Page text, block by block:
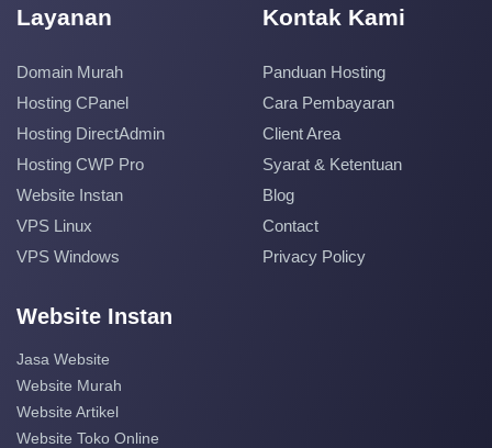
Layanan
Domain Murah
Hosting CPanel
Hosting DirectAdmin
Hosting CWP Pro
Website Instan
VPS Linux
VPS Windows
Kontak Kami
Panduan Hosting
Cara Pembayaran
Client Area
Syarat & Ketentuan
Blog
Contact
Privacy Policy
Website Instan
Jasa Website
Website Murah
Website Artikel
Website Toko Online